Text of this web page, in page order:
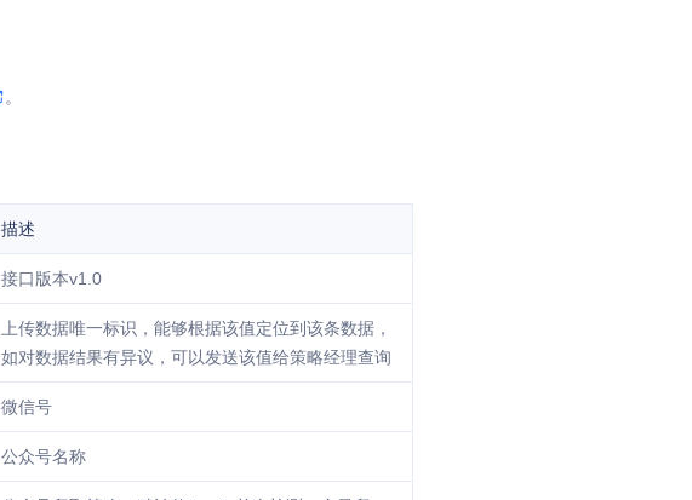
。
描述
接口版本v1.0
上传数据唯一标识，能够根据该值定位到该条数据，
如对数据结果有异议，可以发送该值给策略经理查询
微信号
公众号名称